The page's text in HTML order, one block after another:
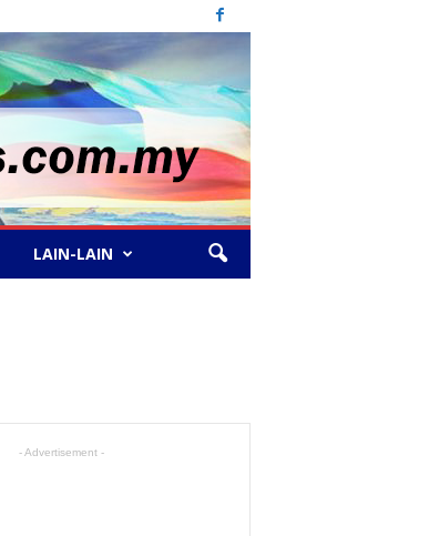
LAIN-LAIN
- Advertisement -